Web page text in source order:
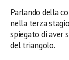
Parlando della
nella terza
spiegato di aver
del triangolo.